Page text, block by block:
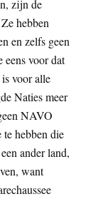
zijn de
hebben
en zelfs geen
eens voor dat
voor alle
Naties meer
NAVO
hebben die
ander land,
want